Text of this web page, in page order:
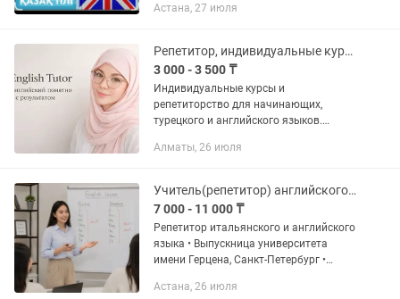
Астана, 27 июля
Репетитор, индивидуальные курсы английского языка.
3 000 - 3 500 ₸
Индивидуальные курсы и
репетиторство для начинающих,
турецкого и английского языков.
ученику. Дополнительно: Предметы
учебникам в...
Алматы, 26 июля
Учитель(репетитор) английского и итальянского языка
7 000 - 11 000 ₸
Репетитор итальянского и английского
языка • Выпускница университета
имени Герцена, Санкт-Петербург •
английского языка и итальянского —
Астана, 26 июля